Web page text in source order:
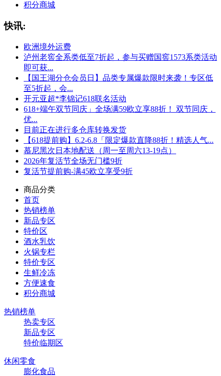
积分商城
快讯:
欧洲境外运费
泸州老窖全系类低至7折起，参与买赠国窖1573系类活动
即可获...
【国王湖分仓会员日】品类专属爆款限时来袭！专区低
至5折起，会...
开元亚超*李锦记618联名活动
618+端午双节同庆」全场满59欧立享88折！ 双节同庆，
优...
目前正在进行多仓库转换发货
【618提前购】6.2-6.8「限定爆款直降88折！精选人气...
慕尼黑次日本地配送（周一至周六13-19点）
2026年复活节全场无门槛9折
复活节提前购-满45欧立享受9折
商品分类
首页
热销榜单
新品专区
特价区
酒水乳饮
火锅专栏
特价专区
生鲜冷冻
方便速食
积分商城
热销榜单
热卖专区
新品专区
特价临期区
休闲零食
膨化食品